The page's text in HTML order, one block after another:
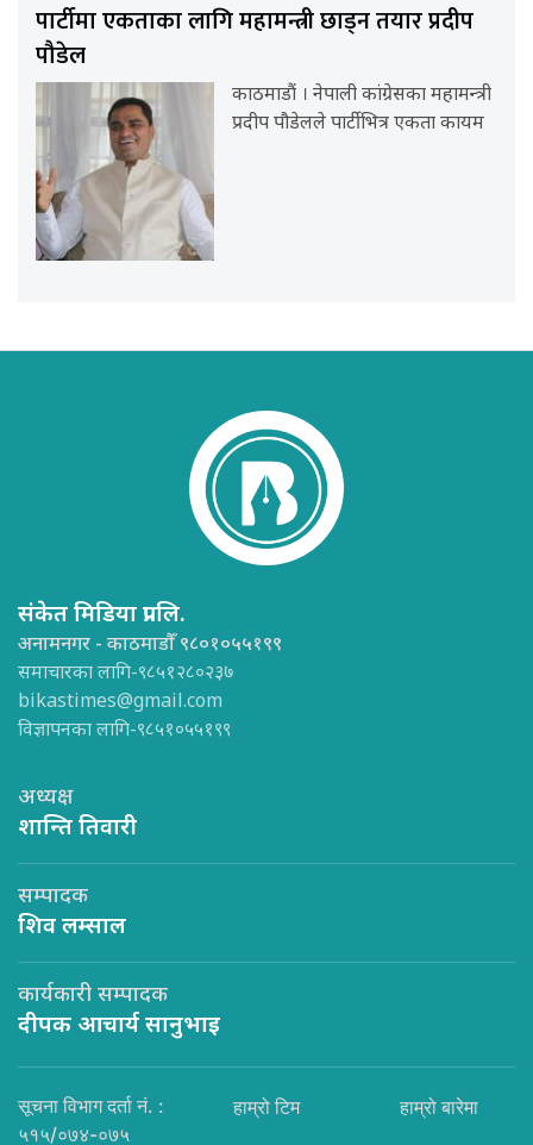
पार्टीमा एकताका लागि महामन्त्री छाड्न तयार प्रदीप
पौडेल
काठमाडौं । नेपाली कांग्रेसका महामन्त्री
प्रदीप पौडेलले पार्टीभित्र एकता कायम
संकेत मिडिया प्रा.लि.
अनामनगर - काठमाडौँ ९८०१०५५१९९
समाचारका लागि-९८५१२८०२३७
bikastimes@gmail.com
विज्ञापनका लागि-९८५१०५५१९९
अध्यक्ष
शान्ति तिवारी
सम्पादक
शिव लम्साल
कार्यकारी सम्पादक
दीपक आचार्य सानुभाइ
सूचना विभाग दर्ता नं. :
५१५/०७४-०७५
हाम्रो टिम हाम्रो बारेमा